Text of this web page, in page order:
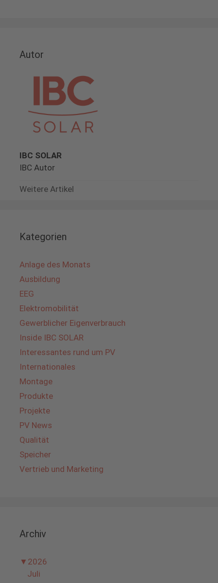
Autor
IBC SOLAR
IBC Autor
Weitere Artikel
Kategorien
Anlage des Monats
Ausbildung
EEG
Elektromobilität
Gewerblicher Eigenverbrauch
Inside IBC SOLAR
Interessantes rund um PV
Internationales
Montage
Produkte
Projekte
PV News
Qualität
Speicher
Vertrieb und Marketing
Archiv
▼ 2026
Juli